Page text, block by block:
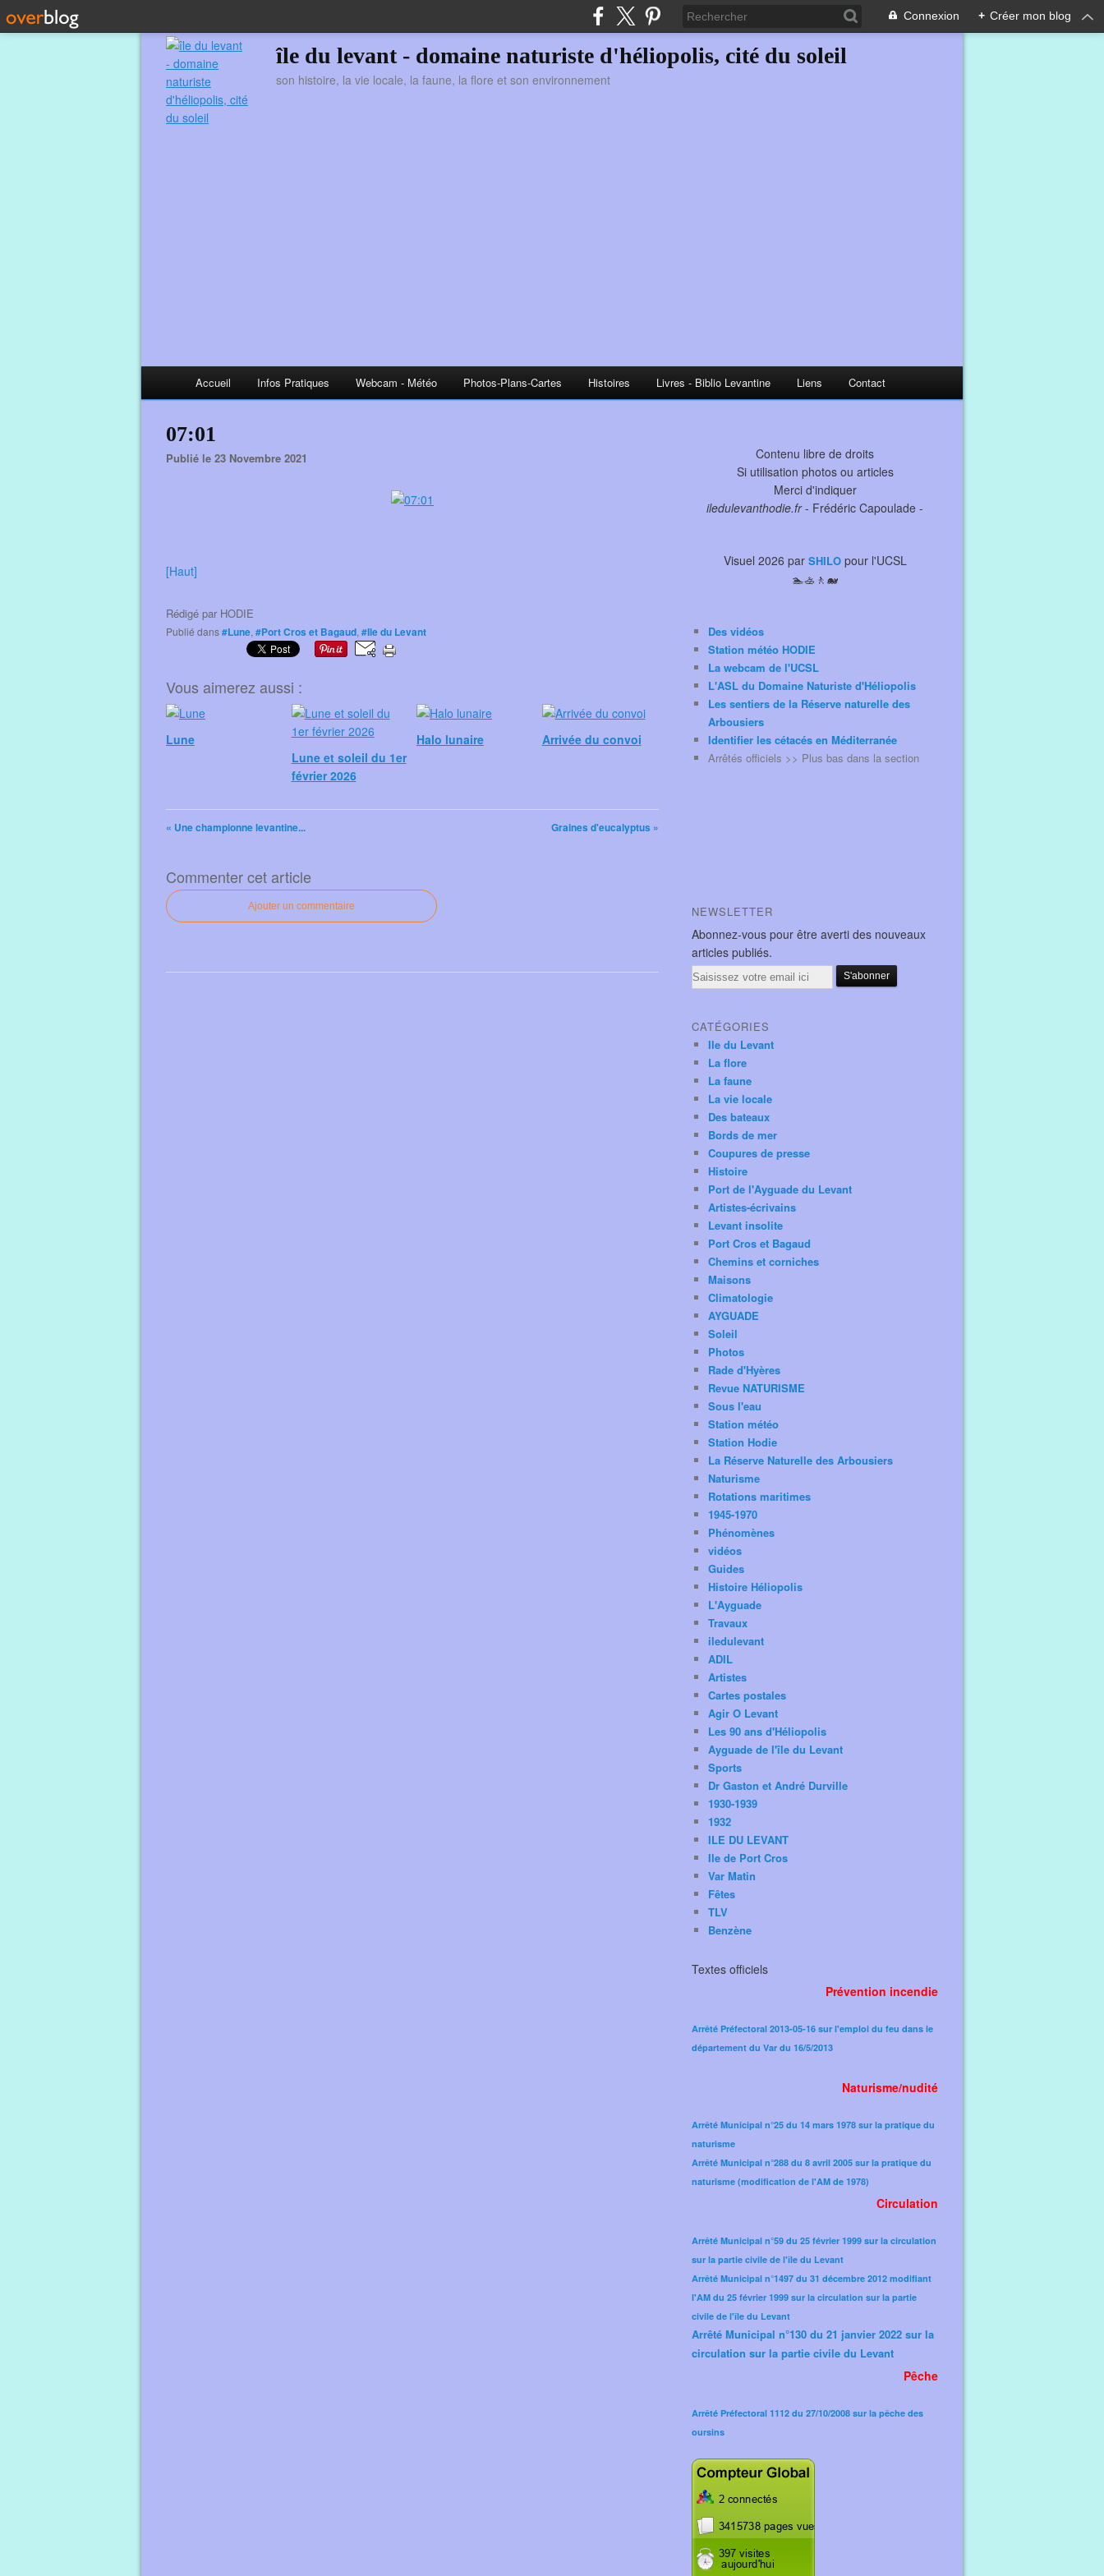
Connexion + Créer mon blog
île du levant - domaine naturiste d'héliopolis, cité du soleil
son histoire, la vie locale, la faune, la flore et son environnement
Accueil Infos Pratiques Webcam - Météo Photos-Plans-Cartes Histoires Livres - Biblio Levantine Liens Contact
07:01
Publié le 23 Novembre 2021
[Haut]
Rédigé par HODIE
Publié dans#Lune, #Port Cros et Bagaud, #Ile du Levant
Vous aimerez aussi :
Lune
Lune et soleil du 1er
février 2026
Halo lunaire Arrivée du convoi
« Une championne levantine... Graines d'eucalyptus »
Commenter cet article
Ajouter un commentaire
Contenu libre de droits
Si utilisation photos ou articles
Merci d'indiquer
iledulevanthodie.fr- Frédéric Capoulade -
Visuel 2026 par SHILOpour l'UCSL
🏊🚣🚶🐋
Des vidéos
Station météo HODIE
La webcam de l'UCSL
L'ASL du Domaine Naturiste d'Héliopolis
Les sentiers de la Réserve naturelle des
Arbousiers
Identifier les cétacés en Méditerranée
Arrêtés officiels >> Plus bas dans la section
NEWSLETTER
Abonnez-vous pour être averti des nouveaux
articles publiés.
Email
CATÉGORIES
Ile du Levant
La flore
La faune
La vie locale
Des bateaux
Bords de mer
Coupures de presse
Histoire
Port de l'Ayguade du Levant
Artistes-écrivains
Levant insolite
Port Cros et Bagaud
Chemins et corniches
Maisons
Climatologie
AYGUADE
Soleil
Photos
Rade d'Hyères
Revue NATURISME
Sous l'eau
Station météo
Station Hodie
La Réserve Naturelle des Arbousiers
Naturisme
Rotations maritimes
1945-1970
Phénomènes
vidéos
Guides
Histoire Héliopolis
L'Ayguade
Travaux
iledulevant
ADIL
Artistes
Cartes postales
Agir O Levant
Les 90 ans d'Héliopolis
Ayguade de l'île du Levant
Sports
Dr Gaston et André Durville
1930-1939
1932
ILE DU LEVANT
Ile de Port Cros
Var Matin
Fêtes
TLV
Benzène
Textes officiels
Prévention incendie
Arrêté Préfectoral 2013-05-16 sur l'emploi du feu dans le
département du Var du 16/5/2013
Naturisme/nudité
Arrêté Municipal n°25 du 14 mars 1978 sur la pratique du
naturisme
Arrêté Municipal n°288 du 8 avril 2005 sur la pratique du
naturisme (modification de l'AM de 1978)​
Circulation
Arrêté Municipal n°59 du 25 février 1999 sur la circulation
sur la partie civile de l'île du Levant
Arrêté Municipal n°1497 du 31 décembre 2012 modifiant
l'AM du 25 février 1999 sur la circulation sur la partie
civile de l'île du Levant
Arrêté Municipal n°130 du 21 janvier 2022 sur la
circulation sur la partie civile du Levant
Pêche
Arrêté Préfectoral 1112 du 27/10/2008 sur la pêche des
oursins